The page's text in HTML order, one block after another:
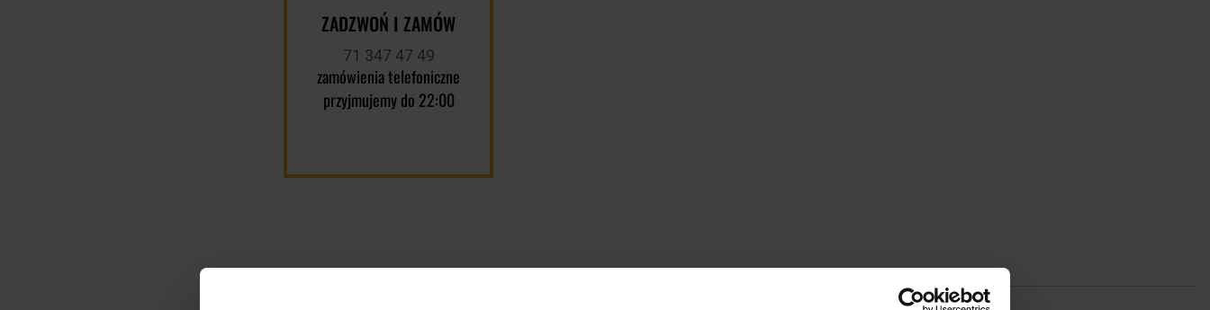
ZADZWOŃ I ZAMÓW
71 347 47 49
zamówienia telefoniczne
przyjmujemy do 22:00